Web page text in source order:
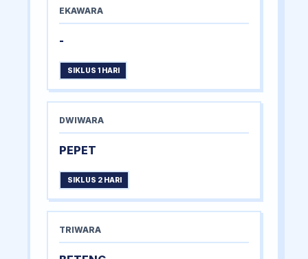
EKAWARA
-
SIKLUS 1 HARI
DWIWARA
PEPET
SIKLUS 2 HARI
TRIWARA